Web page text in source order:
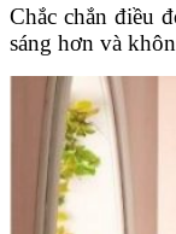
Chắc chắn điều
sáng hơn và